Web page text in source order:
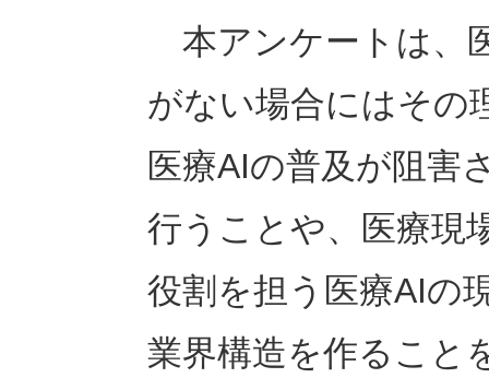
本アンケートは、
がない場合にはその
医療AIの普及が阻害
行うことや、医療現
役割を担う医療AIの
業界構造を作ること